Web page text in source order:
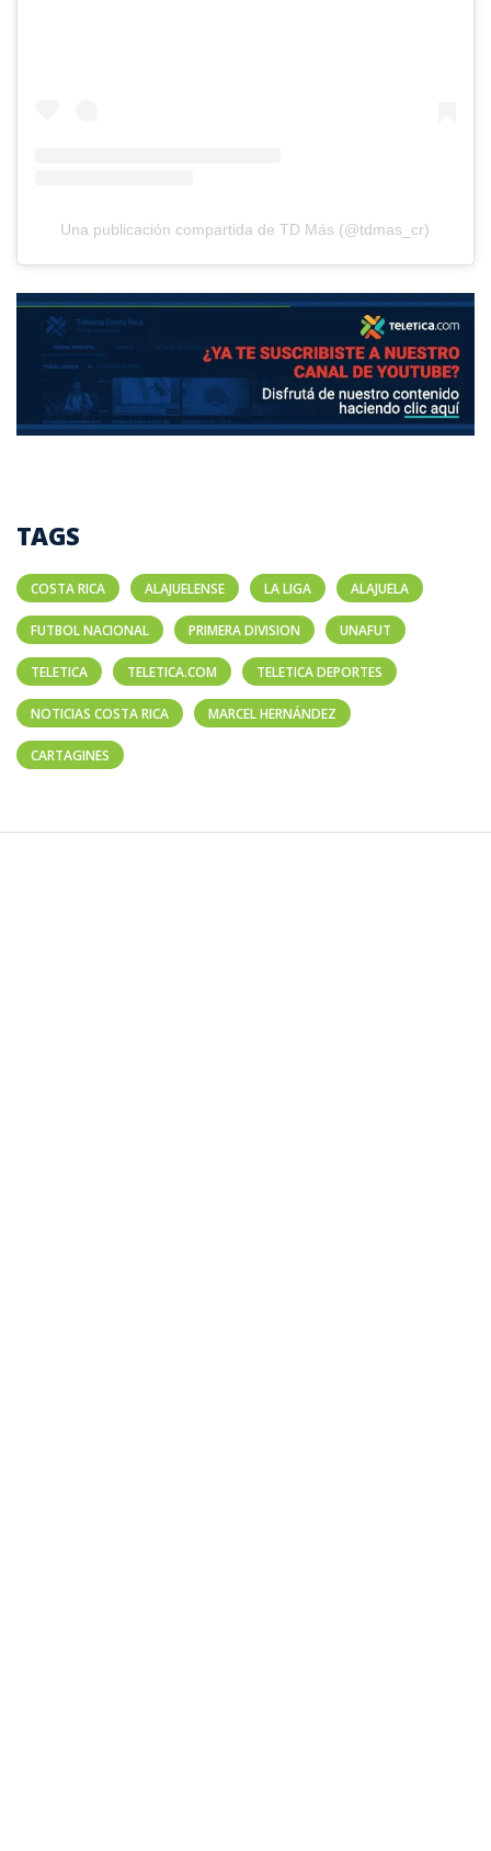
Una publicación compartida de TD Más (@tdmas_cr)
TAGS
COSTA RICA ALAJUELENSE LA LIGA ALAJUELA
FUTBOL NACIONAL PRIMERA DIVISION UNAFUT
TELETICA TELETICA.COM TELETICA DEPORTES
NOTICIAS COSTA RICA MARCEL HERNÁNDEZ
CARTAGINES